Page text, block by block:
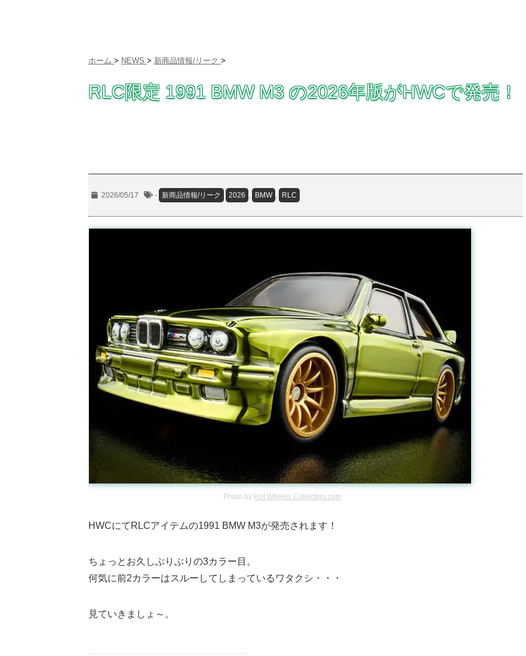
ホーム > NEWS > 新商品情報/リーク >
RLC限定 1991 BMW M3 の2026年版がHWCで発売！
2026/05/17 - 新商品情報/リーク 2026 , BMW , RLC
Photo by Hot Wheels Collectors.com
HWCにてRLCアイテムの1991 BMW M3が発売されます！
ちょっとお久しぶりぶりの3カラー目。
何気に前2カラーはスルーしてしまっているワタクシ・・・
見ていきましょ～。